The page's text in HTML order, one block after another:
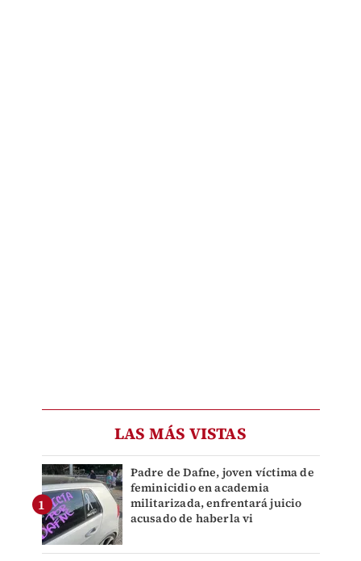
LAS MÁS VISTAS
Padre de Dafne, joven víctima de
feminicidio en academia
militarizada, enfrentará juicio
acusado de haberla vi